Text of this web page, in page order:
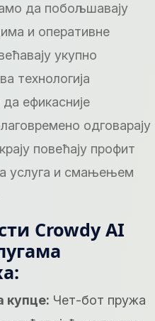
да побољшавају
и оперативне
укупно
технологија
ефикасније
одговарају
повећају профит
услуга и смањењем
Crowdy AI
купце: Чет-бот пружа